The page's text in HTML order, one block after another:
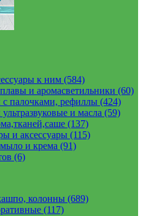
к ним (584)
и аромасветильники (60)
палочками, рефиллы (424)
и масла (59)
(137)
и аксессуары (115)
и крема (91)
(6)
колонны (689)
(117)